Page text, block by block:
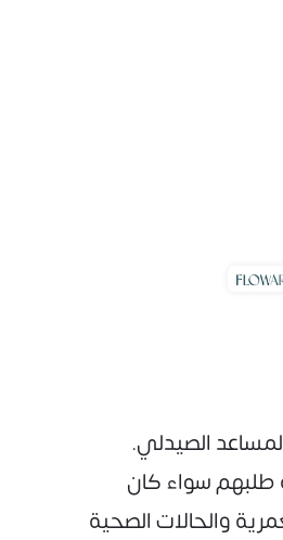
الصيدلي.
طلبهم سواء كان
والحالات الصحية